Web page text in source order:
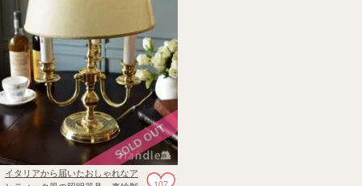
イタリアから届いたおしゃれなア